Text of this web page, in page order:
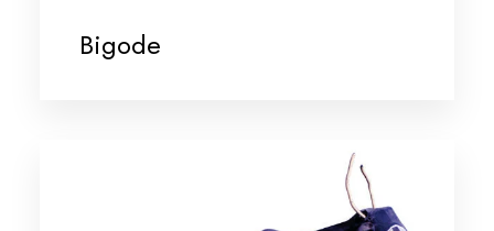
Bigode